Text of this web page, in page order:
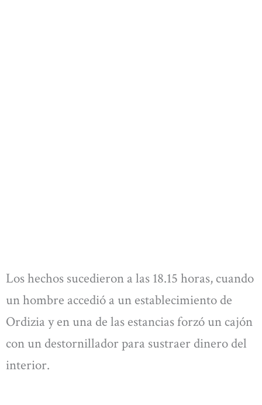
Los hechos sucedieron a las 18.15 horas, cuando
un hombre accedió a un establecimiento de
Ordizia y en una de las estancias forzó un cajón
con un destornillador para sustraer dinero del
interior.